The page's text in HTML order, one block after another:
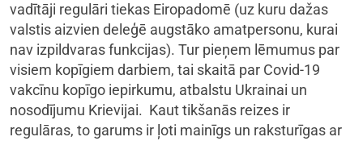
vadītāji regulāri tiekas Eiropadomē (uz kuru dažas
valstis aizvien deleģē augstāko amatpersonu, kurai
nav izpildvaras funkcijas). Tur pieņem lēmumus par
visiem kopīgiem darbiem, tai skaitā par Covid-19
vakcīnu kopīgo iepirkumu, atbalstu Ukrainai un
nosodījumu Krievijai. Kaut tikšanās reizes ir
regulāras, to garums ir ļoti mainīgs un raksturīgas ar